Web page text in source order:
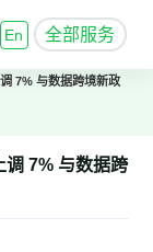
En 全部服务
7% 与数据跨境新政
调 7% 与数据跨